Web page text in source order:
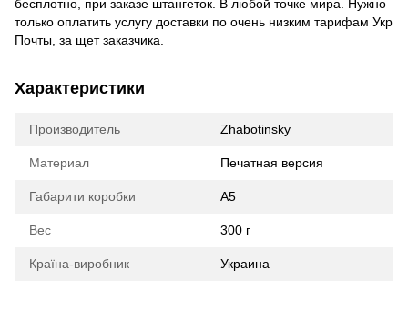
бесплотно, при заказе штангеток. В любой точке мира. Нужно
только оплатить услугу доставки по очень низким тарифам Укр
Почты, за щет заказчика.
Характеристики
Производитель Zhabotinsky
Материал Печатная версия
Габарити коробки А5
Вес 300 г
Країна-виробник Украина